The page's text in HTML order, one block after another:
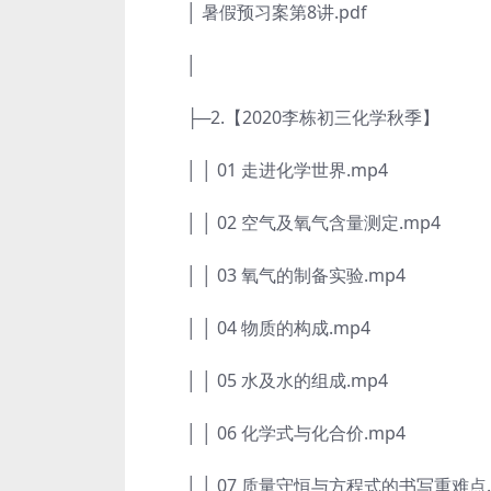
│ 暑假预习案第8讲.pdf
├─2.【2020李栋初三化学秋季】
│ │ 01 走进化学世界.mp4
│ │ 02 空气及氧气含量测定.mp4
│ │ 03 氧气的制备实验.mp4
│ │ 04 物质的构成.mp4
│ │ 05 水及水的组成.mp4
│ │ 06 化学式与化合价.mp4
│ │ 07 质量守恒与方程式的书写重难点